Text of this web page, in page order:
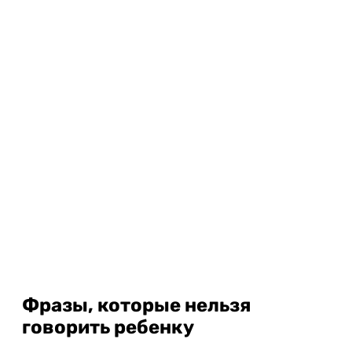
Фразы, которые нельзя
говорить ребенку